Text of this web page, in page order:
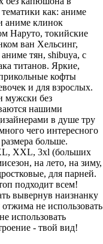
как: аниме
аниме клинок
Наруто, токийские
ван Хельсинг,
тян, shibuya, с
титанов. Яркие,
кофты
и для взрослых.
мужски без
нашими
в душе тру
чего интересного
больше.
XXL, 3xl (больших
на лето, на зиму,
для парней.
подходит всем!
вывернув наизнанку
не использовать
использовать
- твой вид!